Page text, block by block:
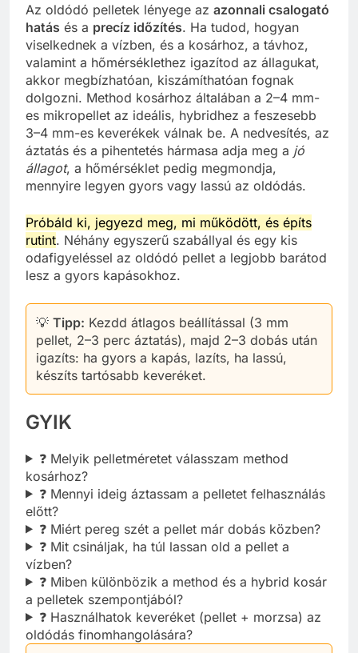
Az oldódó pelletek lényege az azonnali csalogató
hatás és a precíz időzítés. Ha tudod, hogyan
viselkednek a vízben, és a kosárhoz, a távhoz,
valamint a hőmérséklethez igazítod az állagukat,
akkor megbízhatóan, kiszámíthatóan fognak
dolgozni. Method kosárhoz általában a 2–4 mm-
es mikropellet az ideális, hybridhez a feszesebb
3–4 mm-es keverékek válnak be. A nedvesítés, az
áztatás és a pihentetés hármasa adja meg a jó
állagot, a hőmérséklet pedig megmondja,
mennyire legyen gyors vagy lassú az oldódás.
Próbáld ki, jegyezd meg, mi működött, és építs
rutint. Néhány egyszerű szabállyal és egy kis
odafigyeléssel az oldódó pellet a legjobb barátod
lesz a gyors kapásokhoz.
💡 Tipp: Kezdd átlagos beállítással (3 mm
pellet, 2–3 perc áztatás), majd 2–3 dobás után
igazíts: ha gyors a kapás, lazíts, ha lassú,
készíts tartósabb keveréket.
GYIK
❓ Melyik pelletméretet válasszam method
kosárhoz?
❓ Mennyi ideig áztassam a pelletet felhasználás
előtt?
❓ Miért pereg szét a pellet már dobás közben?
❓ Mit csináljak, ha túl lassan old a pellet a
vízben?
❓ Miben különbözik a method és a hybrid kosár
a pelletek szempontjából?
❓ Használhatok keveréket (pellet + morzsa) az
oldódás finomhangolására?